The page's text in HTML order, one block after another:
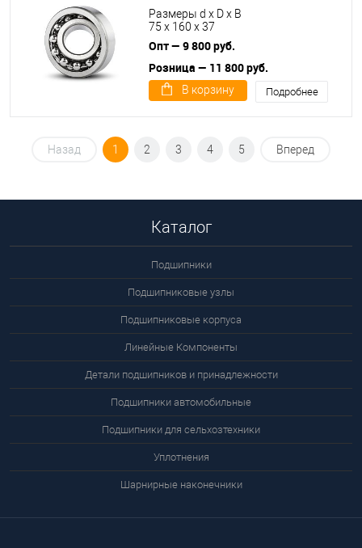
Размеры d x D x B
75 x 160 x 37
Опт — 9 800 руб.
Розница — 11 800 руб.
В корзину Подробнее
Назад 1 2 3 4 5 Вперед
Каталог
Подшипники
Подшипниковые узлы
Подшипниковые корпуса
Линейные Компоненты
Детали подшипников и принадлежности
Подшипники автомобильные
Подшипники для сельхозтехники
Уплотнения
Шарнирные наконечники